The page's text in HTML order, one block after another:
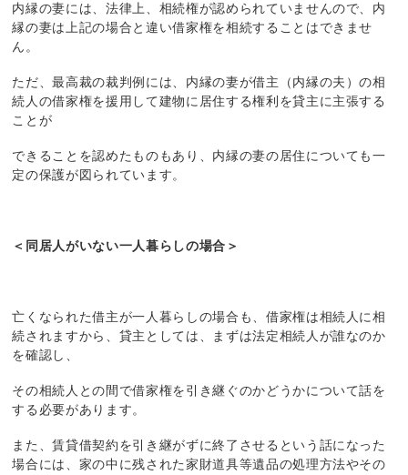
内縁の妻には、法律上、相続権が認められていませんので、内
縁の妻は上記の場合と違い借家権を相続することはできませ
ん。
ただ、最高裁の裁判例には、内縁の妻が借主（内縁の夫）の相
続人の借家権を援用して建物に居住する権利を貸主に主張する
ことが
できることを認めたものもあり、内縁の妻の居住についても一
定の保護が図られています。
＜同居人がいない一人暮らしの場合＞
亡くなられた借主が一人暮らしの場合も、借家権は相続人に相
続されますから、貸主としては、まずは法定相続人が誰なのか
を確認し、
その相続人との間で借家権を引き継ぐのかどうかについて話を
する必要があります。
また、賃貸借契約を引き継がずに終了させるという話になった
場合には、家の中に残された家財道具等遺品の処理方法やその